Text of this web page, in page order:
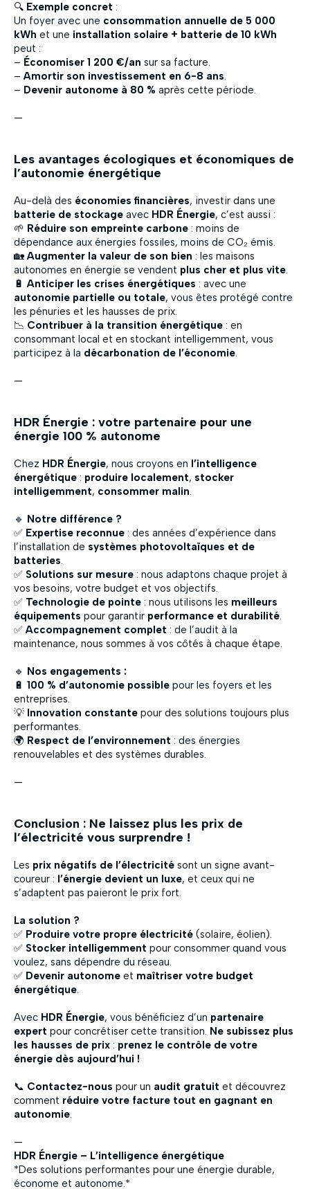
🔍 Exemple concret :
Un foyer avec une consommation annuelle de 5 000
kWh et une installation solaire + batterie de 10 kWh
peut :
– Économiser 1 200 €/an sur sa facture.
–Amortir son investissement en 6-8 ans.
– Devenir autonome à 80 % après cette période.
—
Les avantages écologiques et économiques de
l’autonomie énergétique
Au-delà des économies financières, investir dans une
batterie de stockage avec HDR Énergie, c’est aussi :
🌱 Réduire son empreinte carbone : moins de
dépendance aux énergies fossiles, moins de CO₂ émis.
🏡Augmenter la valeur de son bien : les maisons
autonomes en énergie se vendent plus cher et plus vite.
🔋Anticiper les crises énergétiques : avec une
autonomie partielle ou totale, vous êtes protégé contre
les pénuries et les hausses de prix.
📉 Contribuer à la transition énergétique : en
consommant local et en stockant intelligemment, vous
participez à la décarbonation de l’économie.
—
HDR Énergie : votre partenaire pour une
énergie 100 % autonome
Chez HDR Énergie, nous croyons en l’intelligence
énergétique : produire localement, stocker
intelligemment, consommer malin.
🔹 Notre différence ?
✅ Expertise reconnue : des années d’expérience dans
l’installation de systèmes photovoltaïques et de
batteries.
✅ Solutions sur mesure : nous adaptons chaque projet à
vos besoins, votre budget et vos objectifs.
✅ Technologie de pointe : nous utilisons les meilleurs
équipements pour garantir performance et durabilité.
✅Accompagnement complet : de l’audit à la
maintenance, nous sommes à vos côtés à chaque étape.
🔹 Nos engagements :
🔋 100 % d’autonomie possible pour les foyers et les
entreprises.
💡 Innovation constante pour des solutions toujours plus
performantes.
🌍 Respect de l’environnement : des énergies
renouvelables et des systèmes durables.
—
Conclusion : Ne laissez plus les prix de
l’électricité vous surprendre !
Les prix négatifs de l’électricité sont un signe avant-
coureur : l’énergie devient un luxe, et ceux qui ne
s’adaptent pas paieront le prix fort.
La solution ?
✅ Produire votre propre électricité (solaire, éolien).
✅ Stocker intelligemment pour consommer quand vous
voulez, sans dépendre du réseau.
✅ Devenir autonome et maîtriser votre budget
énergétique.
Avec HDR Énergie, vous bénéficiez d’un partenaire
expert pour concrétiser cette transition. Ne subissez plus
les hausses de prix : prenez le contrôle de votre
énergie dès aujourd’hui !
📞 Contactez-nous pour un audit gratuit et découvrez
comment réduire votre facture tout en gagnant en
autonomie.
—
HDR Énergie – L’intelligence énergétique
*Des solutions performantes pour une énergie durable,
économe et autonome.*